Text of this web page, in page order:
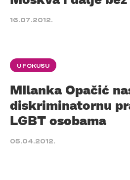
16.07.2012.
U FOKUSU
MIlanka Opačić
diskriminatornu
LGBT osobama
05.04.2012.